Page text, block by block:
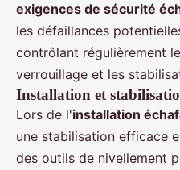
exigences de sécurité
les défaillances
contrôlant régulièrement
verrouillage et les
Installation et
Lors de l'installation
une stabilisation efficace
des outils de nivellement